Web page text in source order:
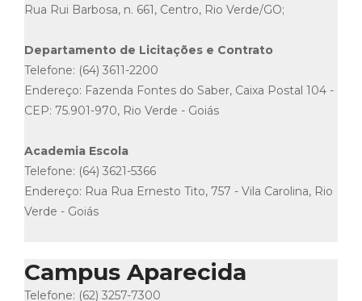
Rua Rui Barbosa, n. 661, Centro, Rio Verde/GO;
Departamento de Licitações e Contrato
Telefone: (64) 3611-2200
Endereço: Fazenda Fontes do Saber, Caixa Postal 104 -
CEP: 75.901-970, Rio Verde - Goiás
Academia Escola
Telefone: (64) 3621-5366
Endereço: Rua Rua Ernesto Tito, 757 - Vila Carolina, Rio
Verde - Goiás
Campus Aparecida
Telefone: (62) 3257-7300